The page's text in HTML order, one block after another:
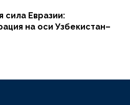
сила Евразии:
на оси Узбекистан–